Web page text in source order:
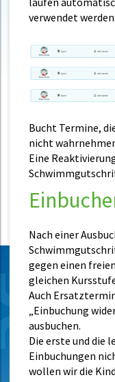
verwendet werden.
Bucht Termine,
nicht
Eine
Nach einer
gegen einen
gleichen
Auch
„Einbuchung
ausbuchen.
Die erste und die
Einbuchungen
wollen wir die